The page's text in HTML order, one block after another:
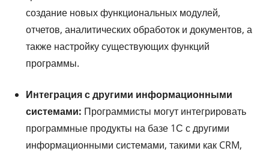
создание новых функциональных модулей,
отчетов, аналитических обработок и документов, а
также настройку существующих функций
программы.
Интеграция с другими информационными
системами: Программисты могут интегрировать
программные продукты на базе 1С с другими
информационными системами, такими как CRM,